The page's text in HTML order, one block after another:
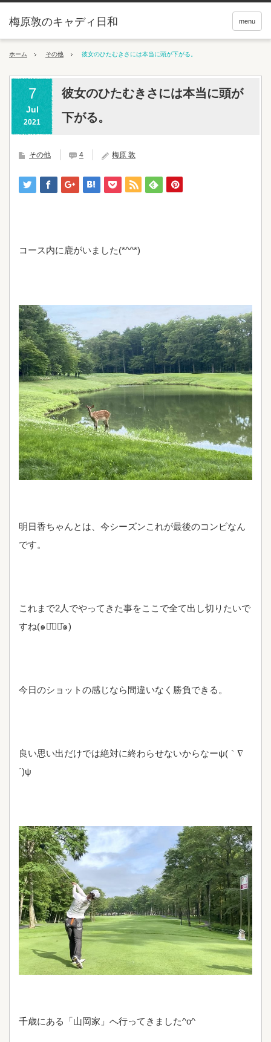
menu
梅原敦のキャディ日和
ホーム その他 彼女のひたむきさには本当に頭が下がる。
7
Jul
2021
彼女のひたむきさには本当に頭が
下がる。
その他 4 梅原 敦
コース内に鹿がいました(*^^*)
明日香ちゃんとは、今シーズンこれが最後のコンビなん
です。
これまで2人でやってきた事をここで全て出し切りたいで
すね(๑･̑◡･̑๑)
今日のショットの感じなら間違いなく勝負できる。
良い思い出だけでは絶対に終わらせないからなーψ(｀∇
´)ψ
千歳にある「山岡家」へ行ってきました^o^